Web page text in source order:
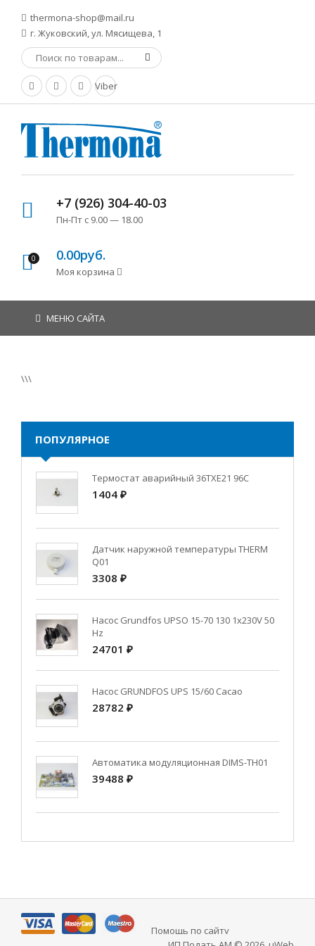
thermona-shop@mail.ru
г. Жуковский, ул. Мясищева, 1
Viber
+7 (926) 304-40-03
Пн-Пт с 9.00 — 18.00
0 0.00руб.
Моя корзина
МЕНЮ САЙТА
\\\
ПОПУЛЯРНОЕ
Термостат аварийный 36TXE21 96C
1404 ₽
Датчик наружной температуры THERM
Q01
3308 ₽
Насос Grundfos UPSO 15-70 130 1x230V 50
Hz
24701 ₽
Насос GRUNDFOS UPS 15/60 Cacao
28782 ₽
Автоматика модуляционная DIMS-TH01
39488 ₽
Помощь по сайту